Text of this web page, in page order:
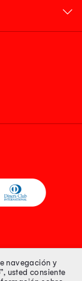
navegación y
usted consiente